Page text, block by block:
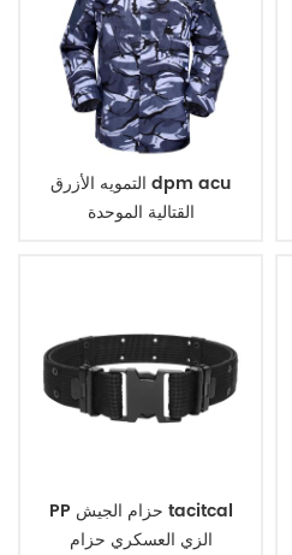
التمويه الأزرق dpm acu
القتالية الموحدة
PP حزام الجيش tacitcal
الزي العسكري حزام